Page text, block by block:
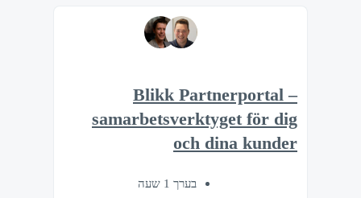
Blikk Partnerportal –
samarbetsverktyget för dig
och dina kunder
בערך 1 שעה